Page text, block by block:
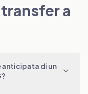
a
anticipata di un